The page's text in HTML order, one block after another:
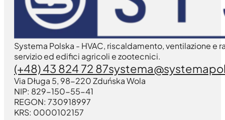
Systema Polska - HVAC, riscaldamento, ventilazione
servizio ed edifici agricoli e zootecnici.
(+48) 43 824 72 87
Via Długa 5, 98-220 Zduńska Wola
NIP: 829-150-55-41
REGON: 730918997
KRS: 0000102157